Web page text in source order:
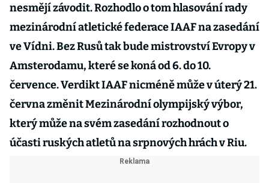
nesmějí závodit. Rozhodlo o tom hlasování rady
mezinárodní atletické federace IAAF na zasedání
ve Vídni. Bez Rusů tak bude mistrovství Evropy v
Amsterodamu, které se koná od 6. do 10.
července. Verdikt IAAF nicméně může v úterý 21.
června změnit Mezinárodní olympijský výbor,
který může na svém zasedání rozhodnout o
účasti ruských atletů na srpnových hrách v Riu.